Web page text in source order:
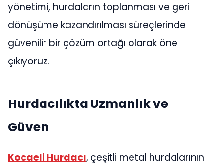
yönetimi, hurdaların toplanması ve geri
dönüşüme kazandırılması süreçlerinde
güvenilir bir çözüm ortağı olarak öne
çıkıyoruz.
Hurdacılıkta Uzmanlık ve
Güven
Kocaeli Hurdacı, çeşitli metal hurdalarının